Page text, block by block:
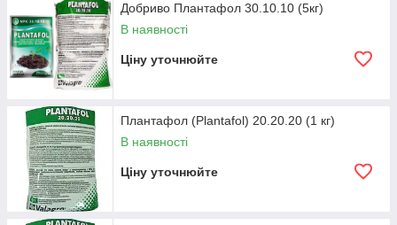
Добриво Плантафол 30.10.10 (5кг)
В наявності
Ціну уточнюйте
Плантафол (Plantafol) 20.20.20 (1 кг)
В наявності
Ціну уточнюйте